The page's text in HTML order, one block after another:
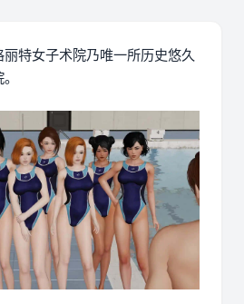
丽特女子术院乃唯一所历史悠久